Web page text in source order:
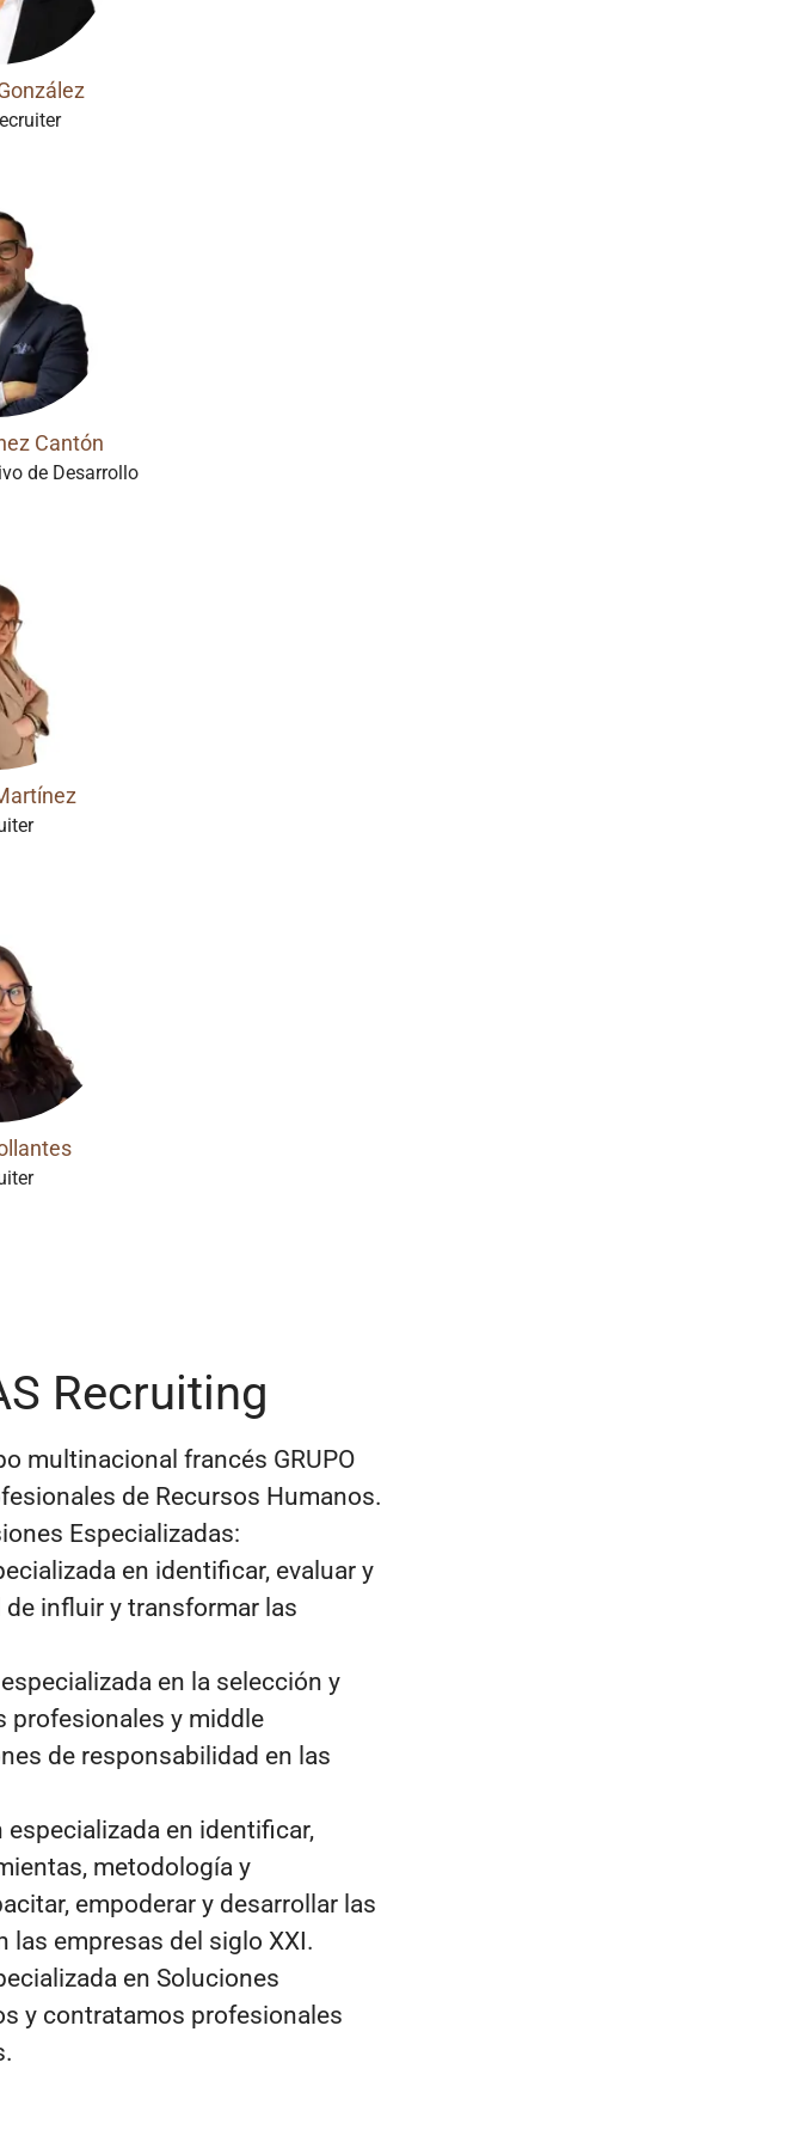
Cantón
de Desarrollo
Recruiting
multinacional francés GRUPO
de Recursos Humanos.
Especializadas:
en identificar, evaluar y
influir y transformar las
en la selección y
profesionales y middle
de responsabilidad en las
en identificar,
metodología y
empoderar y desarrollar las
las empresas del siglo XXI.
en Soluciones
y contratamos profesionales